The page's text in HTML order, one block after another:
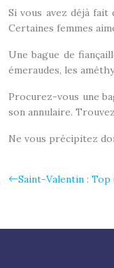
Si vous avez déjà
Certaines femmes
Une bague de
émeraudes, les
Procurez-vous une
son annulaire.
Ne vous précipitez
Saint-Valentin : Top